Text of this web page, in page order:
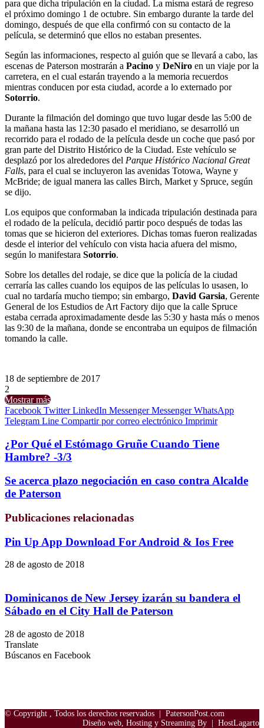
para que dicha tripulación en la ciudad. La misma estará de regreso
el próximo domingo 1 de octubre. Sin embargo durante la tarde del
domingo, después de que ella confirmó con su contacto de la
película, se determinó que ellos no estaban presentes.
Según las informaciones, respecto al guión que se llevará a cabo, las
escenas de Paterson mostrarán a Pacino y DeNiro en un viaje por la
carretera, en el cual estarán trayendo a la memoria recuerdos
mientras conducen por esta ciudad, acorde a lo externado por
Sotorrio.
Durante la filmación del domingo que tuvo lugar desde las 5:00 de
la mañana hasta las 12:30 pasado el meridiano, se desarrolló un
recorrido para el rodado de la película desde un coche que pasó por
gran parte del Distrito Histórico de la Ciudad. Este vehículo se
desplazó por los alrededores del Parque Histórico Nacional Great
Falls, para el cual se incluyeron las avenidas Totowa, Wayne y
McBride; de igual manera las calles Birch, Market y Spruce, según
se dijo.
Los equipos que conformaban la indicada tripulación destinada para
el rodado de la película, decidió partir poco después de todas las
tomas que se hicieron del exteriores. Dichas tomas fueron realizadas
desde el interior del vehículo con vista hacia afuera del mismo,
según lo manifestara Sotorrio.
Sobre los detalles del rodaje, se dice que la policía de la ciudad
cerraría las calles cuando los equipos de las películas lo usasen, lo
cual no tardaría mucho tiempo; sin embargo, David Garsia, Gerente
General de los Estudios de Art Factory dijo que la calle Spruce
estaba cerrada aproximadamente desde las 5:30 y hasta más o menos
las 9:30 de la mañana, donde se encontraba un equipos de filmación
tomando la calle.
18 de septiembre de 2017
2
Mostrar más
Facebook Twitter LinkedIn Messenger Messenger WhatsApp
Telegram Line Compartir por correo electrónico Imprimir
¿Por Qué el Estómago Gruñe Cuando Tiene
Hambre? -3/3
Se acerca plazo negociación en caso contra Alcalde
de Paterson
Publicaciones relacionadas
Pin Up App Download For Android & Ios Free
28 de agosto de 2018
Dominicanos de New Jersey izarán su bandera el
Sábado en el City Hall de Paterson
28 de agosto de 2018
Translate
Búscanos en Facebook
© Copyright , Todos los derechos reservados | PatersonPost.com
Diseño web, Hosting y Streaming By | HostLagarto